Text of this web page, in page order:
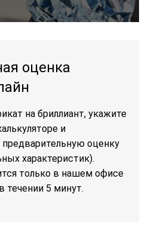
оценка
на бриллиант, укажите
и
оценку
характеристик).
только в нашем офисе
течении 5 минут.